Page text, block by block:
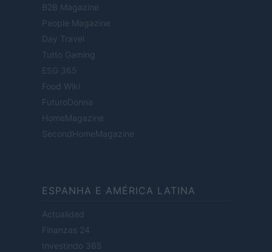
B2B Magazine
People Magazine
Day Travel
Tutto Gaming
ESG 365
Food Wiki
FuturoDonna
HomeMagazine
SecondHomeMagazine
ESPANHA E AMÉRICA LATINA
Actualidad
Finanzas 24
Investindo 365